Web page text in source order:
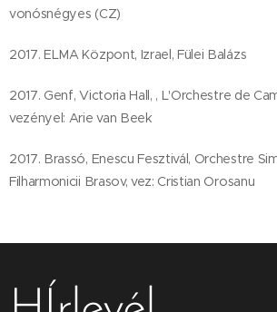
vonósnégyes (CZ)
2017. ELMA Központ, Izrael, Fülei Balázs
2017. Genf, Victoria Hall, , L'Orchestre de
vezényel: Arie van Beek
2017. Brassó, Enescu Fesztivál, Orchestre
Filharmonicii Brasov, vez: Cristian Orosanu